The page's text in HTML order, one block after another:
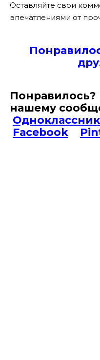
Оставляйте свои
впечатлениями от
нашему
Facebook